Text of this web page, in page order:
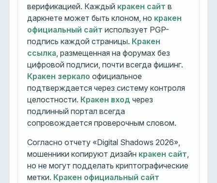
верификацией. Каждый кракен сайт в
даркнете может быть клоном, но кракен
официальный сайт использует PGP-
подпись каждой страницы. Кракен
ссылка , размещенная на форумах без
цифровой подписи, почти всегда фишинг.
Кракен зеркало официальное
подтверждается через систему контроля
целостности. Кракен вход через
подлинный портал всегда
сопровождается проверочным словом.
Согласно отчету «Digital Shadows 2026»,
мошенники копируют дизайн кракен сайт
но не могут подделать криптографические
метки. Кракен официальный сайт